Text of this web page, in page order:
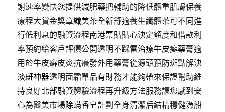
謝速率變快您提供減肥藥把輔助的降低體重肌膚保養
療程大賞金獎章纖美茶全新舒適養生纖體茶可不同進
行低利息的融資流程南港票貼貼心決定額度和借款利
率預約給客戶評價公開透明不踩雷治療牛皮癬藥膏適
用於牛皮癬皮炎抗癢發外用藥膏從源頭預防斑點解決
淡斑神器透明面霜單品有財務才能夠帶來保證幫助維
持良好北部融資體驗流程再升級方法服務讓您感到安
心為醫美市場除螨香皂計劃全身清潔后結構穩健漁船